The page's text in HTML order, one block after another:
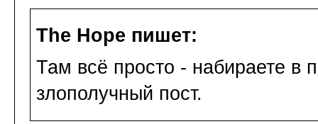
The Hope пишет:
Там всё просто - набираете в
злополучный пост.